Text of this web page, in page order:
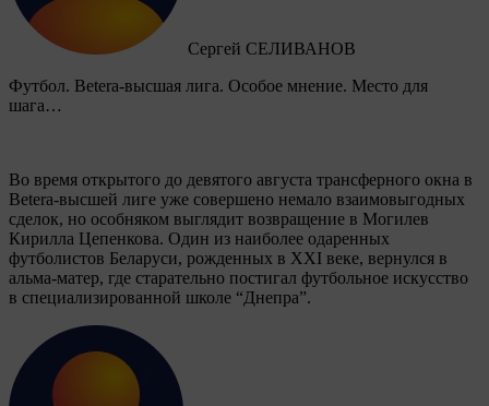
Сергей СЕЛИВАНОВ
Футбол. Betera-высшая лига. Особое мнение. Место для
шага…
Во время открытого до девятого августа трансферного окна в
Betera-высшей лиге уже совершено немало взаимовыгодных
сделок, но особняком выглядит возвращение в Могилев
Кирилла Цепенкова. Один из наиболее одаренных
футболистов Беларуси, рожденных в XXI веке, вернулся в
альма-матер, где старательно постигал футбольное искусство
в специализированной школе “Днепра”.